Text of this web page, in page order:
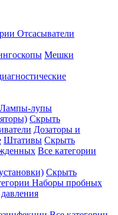
Отсасыватели
Мешки
Лампы-лупы
Скрыть
Дозаторы и
Штативы Скрыть
Все категории
Скрыть
Наборы пробных